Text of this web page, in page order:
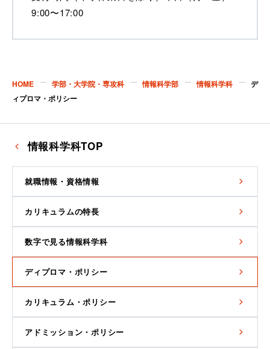
9:00〜17:00
HOME 学部・大学院・専攻科 情報科学部 情報科学科
デ
ィプロマ・ポリシー
情報科学科TOP
就職情報・資格情報
カリキュラムの特長
数字で見る情報科学科
ディプロマ・ポリシー
カリキュラム・ポリシー
アドミッション・ポリシー